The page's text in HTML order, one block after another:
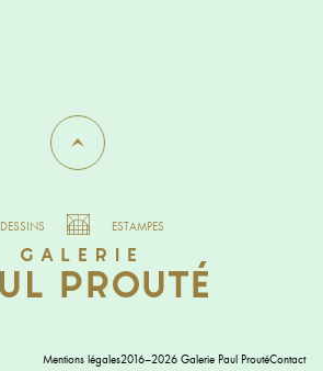
DESSINS ESTAMPES
Mentions légales2016–2026 Galerie Paul ProutéContact